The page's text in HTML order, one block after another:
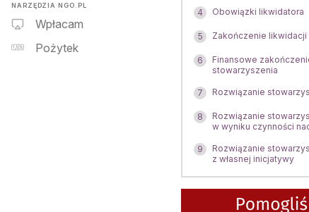
NARZĘDZIA NGO.PL
Wpłacam
Pożytek
4 Obowiązki likwidatora
5 Zakończenie likwidacji
6
Finansowe
stowarzyszenia
7 Rozwiązanie
8
Rozwiązanie
w wyniku czynności
9
Rozwiązanie
z własnej inicjatywy